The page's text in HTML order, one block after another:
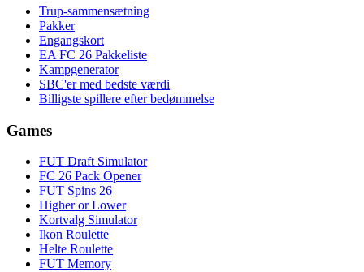
Trup-sammensætning
Pakker
Engangskort
EA FC 26 Pakkeliste
Kampgenerator
SBC'er med bedste værdi
Billigste spillere efter bedømmelse
Games
FUT Draft Simulator
FC 26 Pack Opener
FUT Spins 26
Higher or Lower
Kortvalg Simulator
Ikon Roulette
Helte Roulette
FUT Memory